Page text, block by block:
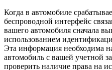
Когда в автомобиле
беспроводной интерфейс
вашего автомобиля сначала
использованием
Эта информация необходима
автомобиль с вашей учетной
проверить наличие права на